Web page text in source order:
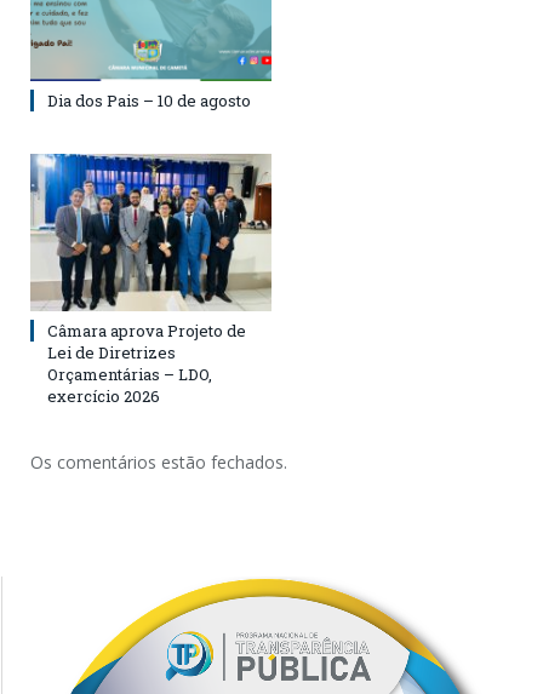
Dia dos Pais – 10 de agosto
Câmara aprova Projeto de
Lei de Diretrizes
Orçamentárias – LDO,
exercício 2026
Os comentários estão fechados.